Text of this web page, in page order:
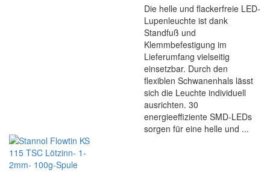
Die helle und flackerfreie LED-
Lupenleuchte ist dank
Standfuß und
Klemmbefestigung im
Lieferumfang vielseitig
einsetzbar. Durch den
flexiblen Schwanenhals lässt
sich die Leuchte individuell
ausrichten. 30
energieeffiziente SMD-LEDs
sorgen für eine helle und ...